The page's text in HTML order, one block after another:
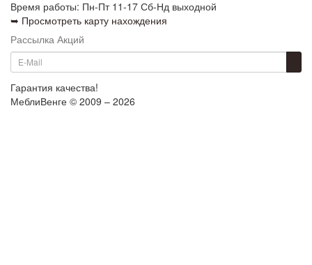
Время работы: Пн-Пт 11-17 Сб-Нд выходной
➥ Просмотреть карту нахождения
Рассылка Акций
Гарантия качества!
МеблиВенге © 2009 – 2026